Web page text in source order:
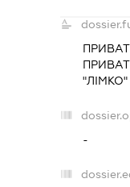
"ЛІМКО"
-